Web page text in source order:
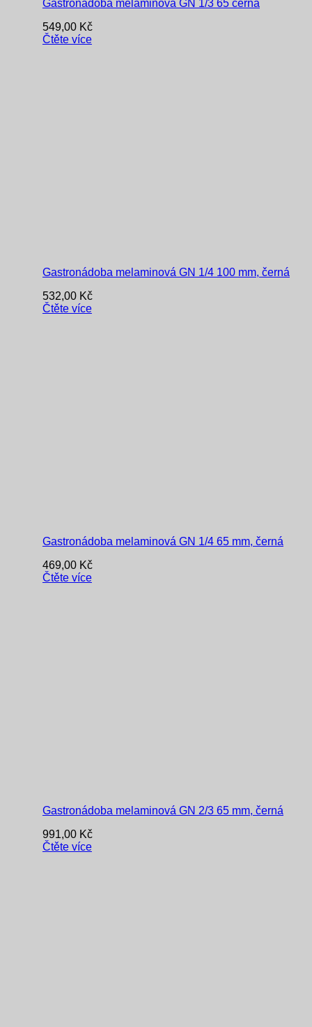
Gastronádoba melaminová GN 1/3 65 černá
549,00 Kč
Čtěte více
Gastronádoba melaminová GN 1/4 100 mm, černá
532,00 Kč
Čtěte více
Gastronádoba melaminová GN 1/4 65 mm, černá
469,00 Kč
Čtěte více
Gastronádoba melaminová GN 2/3 65 mm, černá
991,00 Kč
Čtěte více